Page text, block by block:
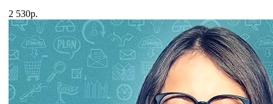
2 530р.